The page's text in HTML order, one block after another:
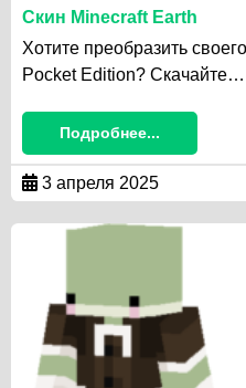
Скин Minecraft Earth
Хотите преобразить
Pocket Edition? Скачайте…
Подробнее...
3 апреля 2025